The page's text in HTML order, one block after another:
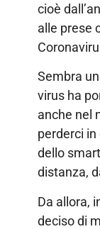
cioè
alle prese
Sembra
virus ha
anche nel
perderci
dello
distanza,
Da allora,
deciso di